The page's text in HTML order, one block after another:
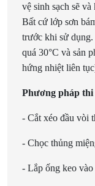
vệ sinh sạch sẽ
Bất cứ lớp sơn
trước khi sử
quá 30°C và sản
hứng nhiệt liên
Phương pháp thi
- Cắt xéo đầu vòi
- Chọc thủng
- Lắp ống keo vào